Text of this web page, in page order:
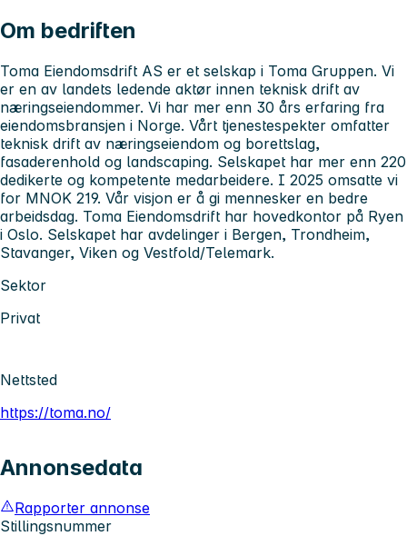
Om bedriften
Toma Eiendomsdrift AS er et selskap i Toma Gruppen. Vi
er en av landets ledende aktør innen teknisk drift av
næringseiendommer. Vi har mer enn 30 års erfaring fra
eiendomsbransjen i Norge. Vårt tjenestespekter omfatter
teknisk drift av næringseiendom og borettslag,
fasaderenhold og landscaping. Selskapet har mer enn 220
dedikerte og kompetente medarbeidere. I 2025 omsatte vi
for MNOK 219. Vår visjon er å gi mennesker en bedre
arbeidsdag. Toma Eiendomsdrift har hovedkontor på Ryen
i Oslo. Selskapet har avdelinger i Bergen, Trondheim,
Stavanger, Viken og Vestfold/Telemark.
Sektor
Privat
Nettsted
https://toma.no/
Annonsedata
Rapporter annonse
Stillingsnummer